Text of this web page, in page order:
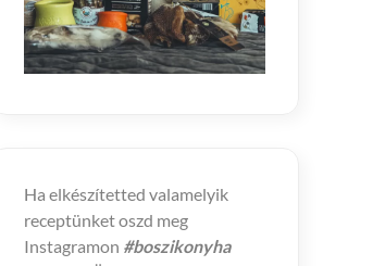
Ha elkészítetted valamelyik
receptünket oszd meg
Instagramon #boszikonyha